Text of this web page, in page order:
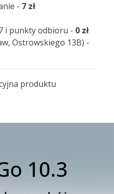
- 7 zł
i punkty odbioru - 0 zł
Ostrowskiego 13B) -
produktu
10.3